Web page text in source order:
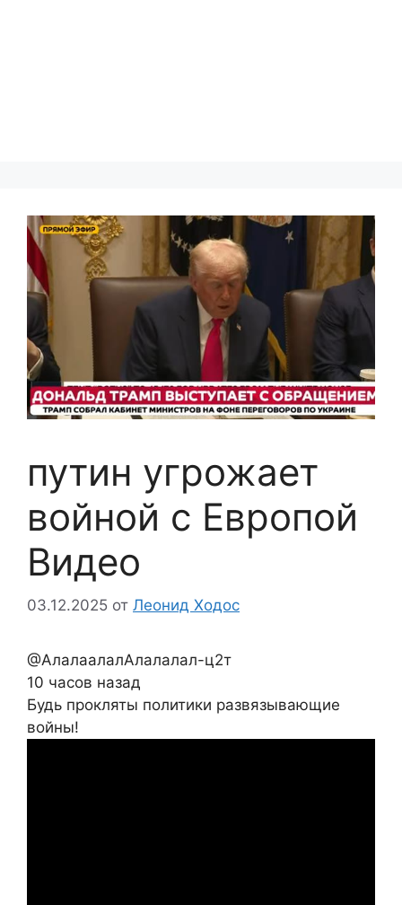
путин угрожает
войной с Европой
Видео
03.12.2025 от Леонид Ходос
@АлалаалалАлалалал-ц2т
10 часов назад
Будь прокляты политики развязывающие
войны!